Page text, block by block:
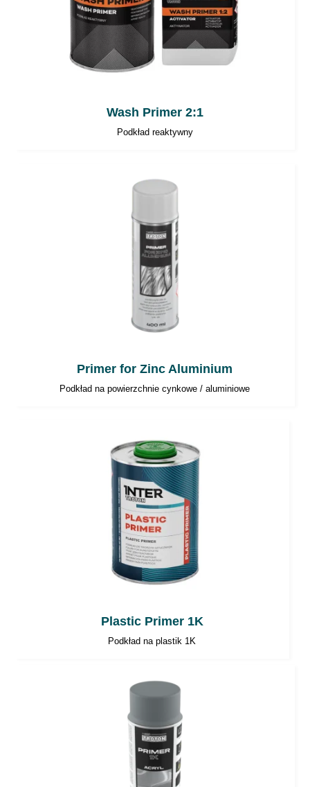
Szlifowanie maszynowe: P600÷P1000
Szlifowanie ręczne: P800÷P1000
Dalsze prace
nawierzchniowe.
Nie przekraczać zalecanych ilości
utwardzacza!
Najlepsze rezultaty osiągnie się
komponentowymi zaleca się używać
sprzętu ochrony osobistej. Chronić oczy i
drogi oddechowe.
Pomieszczenia powinny być dobrze
wentylowane.
Narzędzia powinny być myte
bezpośrednio po aplikacji.
należy zawsze postępować zgodnie z
instrukcjami zawartymi w karcie MSDS
Wash Primer 2:1
Podkład reaktywny
Primer for Zinc Aluminium
Podkład na powierzchnie cynkowe / aluminiowe
Plastic Primer 1K
Podkład na plastik 1K